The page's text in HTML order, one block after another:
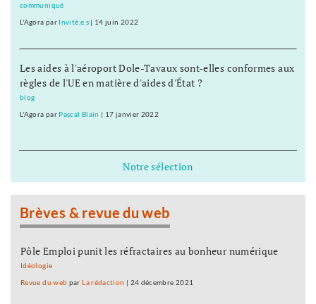
communiqué
L'Agora par Invité.e.s| 14 juin 2022
Les aides à l'aéroport Dole-Tavaux sont-elles conformes aux
règles de l'UE en matière d'aides d'État ?
blog
L'Agora par Pascal Blain | 17 janvier 2022
Notre sélection
Brèves & revue du web
Pôle Emploi punit les réfractaires au bonheur numérique
Idéologie
Revue du web parLa rédaction | 24 décembre 2021